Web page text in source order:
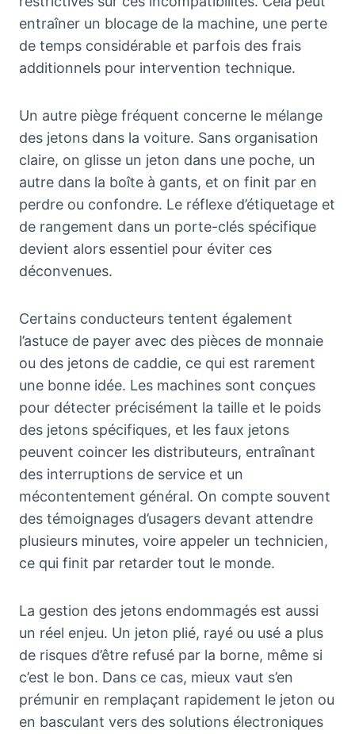
entraîner un blocage de la machine, une perte
de temps considérable et parfois des frais
additionnels pour intervention technique.
Un autre piège fréquent concerne le mélange
des jetons dans la voiture. Sans organisation
claire, on glisse un jeton dans une poche, un
autre dans la boîte à gants, et on finit par en
perdre ou confondre. Le réflexe d’étiquetage et
de rangement dans un porte-clés spécifique
devient alors essentiel pour éviter ces
déconvenues.
Certains conducteurs tentent également
l’astuce de payer avec des pièces de monnaie
ou des jetons de caddie, ce qui est rarement
une bonne idée. Les machines sont conçues
pour détecter précisément la taille et le poids
des jetons spécifiques, et les faux jetons
peuvent coincer les distributeurs, entraînant
des interruptions de service et un
mécontentement général. On compte souvent
des témoignages d’usagers devant attendre
plusieurs minutes, voire appeler un technicien,
ce qui finit par retarder tout le monde.
La gestion des jetons endommagés est aussi
un réel enjeu. Un jeton plié, rayé ou usé a plus
de risques d’être refusé par la borne, même si
c’est le bon. Dans ce cas, mieux vaut s’en
prémunir en remplaçant rapidement le jeton ou
en basculant vers des solutions électroniques